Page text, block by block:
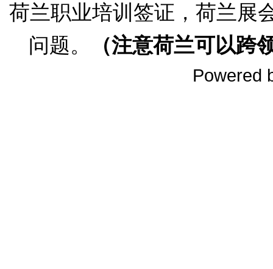
荷兰职业培训签证，荷兰展
问题。
（注意荷兰可以跨
Powered